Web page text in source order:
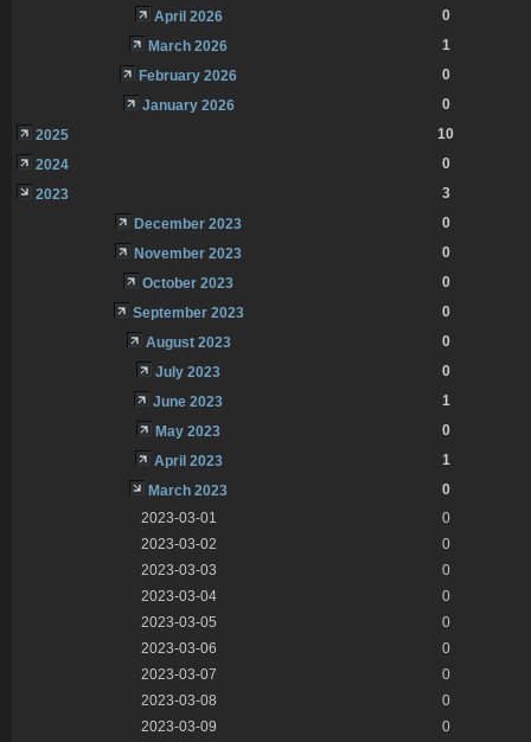
April 2026
0
March 2026
1
February 2026
0
January 2026
0
2025
10
2024
0
2023
3
December 2023
0
November 2023
0
October 2023
0
September 2023
0
August 2023
0
July 2023
0
June 2023
1
May 2023
0
April 2023
1
March 2023
0
2023-03-01
0
2023-03-02
0
2023-03-03
0
2023-03-04
0
2023-03-05
0
2023-03-06
0
2023-03-07
0
2023-03-08
0
2023-03-09
0